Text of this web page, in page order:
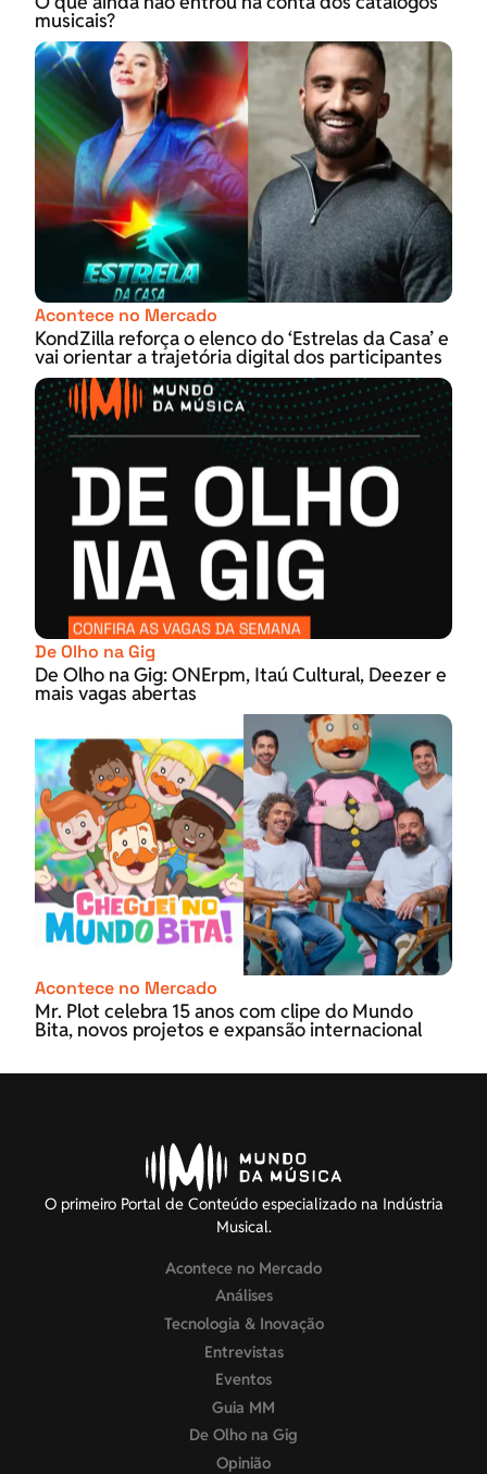
musicais?
Acontece no Mercado
KondZilla reforça o elenco do ‘Estrelas da Casa’ e
vai orientar a trajetória digital dos participantes
De Olho na Gig
De Olho na Gig: ONErpm, Itaú Cultural, Deezer e
mais vagas abertas
Acontece no Mercado
Mr. Plot celebra 15 anos com clipe do Mundo
Bita, novos projetos e expansão internacional
O primeiro Portal de Conteúdo especializado na Indústria
Musical.
Acontece no Mercado
Análises
Tecnologia & Inovação
Entrevistas
Eventos
Guia MM
De Olho na Gig
Opinião